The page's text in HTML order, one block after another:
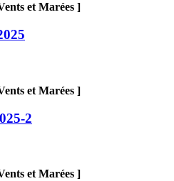
et Marées ]
et Marées ]
2
et Marées ]